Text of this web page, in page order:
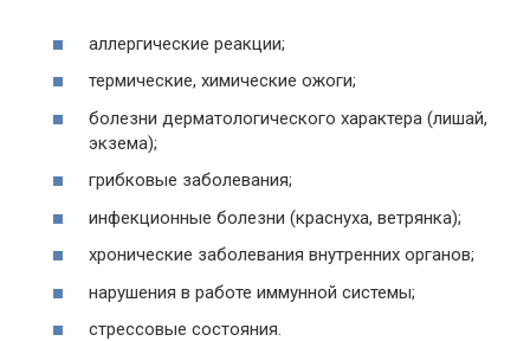
аллергические реакции;
термические, химические ожоги;
болезни дерматологического характера (лишай,
экзема);
грибковые заболевания;
инфекционные болезни (краснуха, ветрянка);
хронические заболевания внутренних органов;
нарушения в работе иммунной системы;
стрессовые состояния.